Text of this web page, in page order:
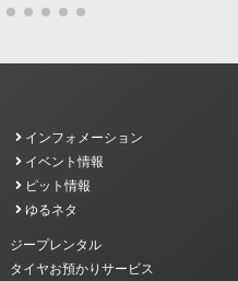
インフォメーション
イベント情報
ピット情報
ゆるネタ
ジープレンタル
タイヤお預かりサービス